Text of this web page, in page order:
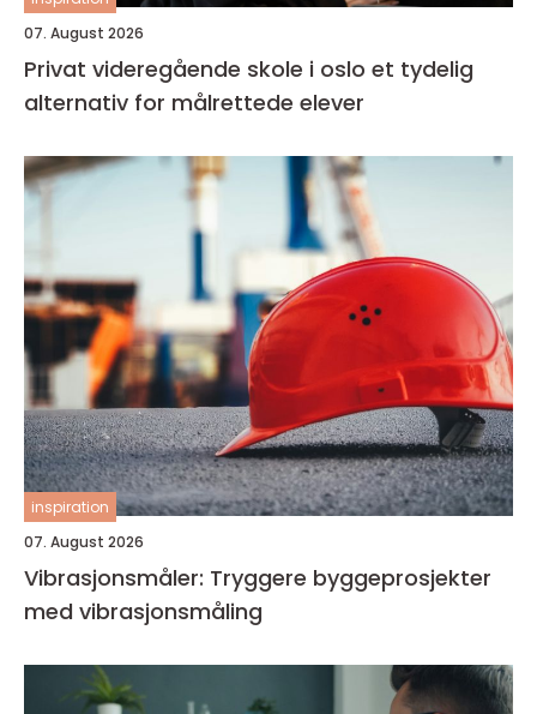
07. August 2026
Privat videregående skole i oslo et tydelig
alternativ for målrettede elever
inspiration
07. August 2026
Vibrasjonsmåler: Tryggere byggeprosjekter
med vibrasjonsmåling